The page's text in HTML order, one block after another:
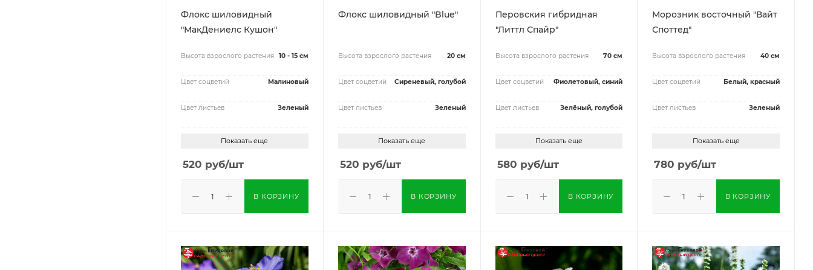
Флокс шиловидный
"МакДениелс Кушон"
Высота взрослого растения 10 - 15 см
Цвет соцветий Малиновый
Цвет листьев Зеленый
Показать еще
520 руб/шт
В КОРЗИНУ
Флокс шиловидный "Blue"
Высота взрослого растения 20 см
Цвет соцветий Сиреневый, голубой
Цвет листьев Зеленый
Показать еще
520 руб/шт
В КОРЗИНУ
Перовския гибридная
"Литтл Спайр"
Высота взрослого растения 70 см
Цвет соцветий Фиолетовый, синий
Цвет листьев Зелёный, голубой
Показать еще
580 руб/шт
В КОРЗИНУ
Морозник восточный "Вайт
Споттед"
Высота взрослого растения 40 см
Цвет соцветий Белый, красный
Цвет листьев Зеленый
Показать еще
780 руб/шт
В КОРЗИНУ